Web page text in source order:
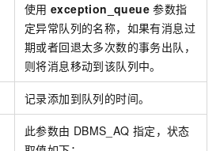
使用 exception_queue 参数指
定异常队列的名称，如果有消息过
期或者回退太多次数的事务出队，
则将消息移动到该队列中。
记录添加到队列的时间。
此参数由 DBMS_AQ 指定，状态